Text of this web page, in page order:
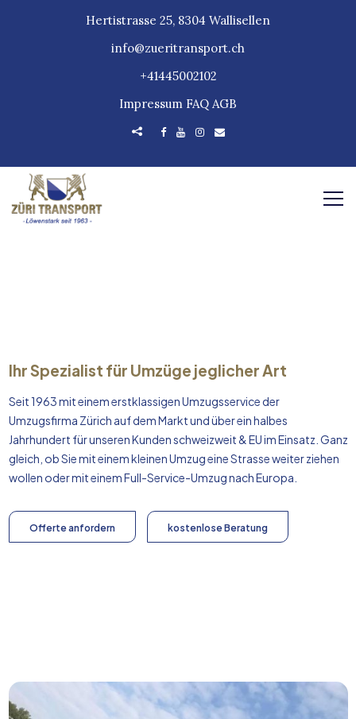
Hertistrasse 25, 8304 Wallisellen
info@zueritransport.ch
+41445002102
Impressum FAQ AGB
Ihr Spezialist für Umzüge jeglicher Art
Seit 1963 mit einem erstklassigen Umzugsservice der
Umzugsfirma Zürich auf dem Markt und über ein halbes
Jahrhundert für unseren Kunden schweizweit & EU im Einsatz. Ganz
gleich, ob Sie mit einem kleinen Umzug eine Strasse weiter ziehen
wollen oder mit einem Full-Service-Umzug nachEuropa
Offerte anfordern kostenlose Beratung